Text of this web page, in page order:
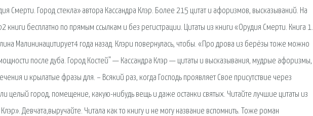
Смерти. Город стекла» автора Кассандра Клэр. Более 215 цитат и афоризмов, высказываний. На
книги бесплатно по прямым ссылкам и без регистрации. Цитаты из книги «Орудия Смерти. Книга 1.
Малининацитирует4 года назад. Клэри повернулась, чтобы. «Про дрова из берёзы тоже можно
после дуба. Город Костей” — Кассандра Клэр — цитаты и высказывания, мудрые афоризмы,
и крылатые фразы для. – Всякий раз, когда Господь проявляет Свое присутствие через
целый город, помещение, какую-нибудь вещь и даже останки святых. Читайте лучшие цитаты из
Девчата,выручайте. Читала как то книгу и не могу название вспомнить. Тоже роман